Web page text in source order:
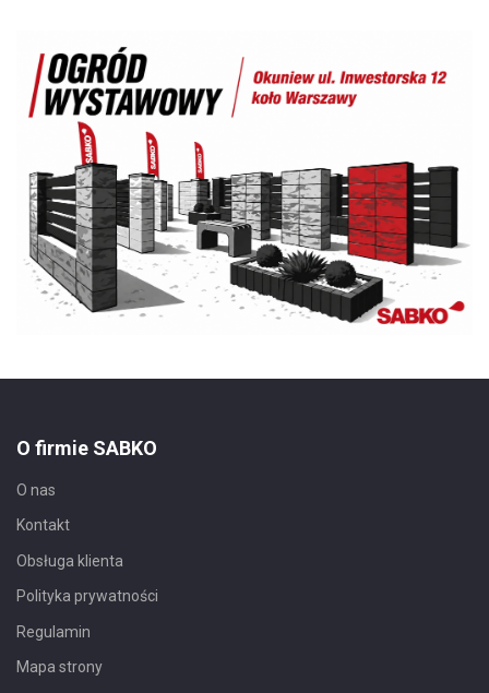
O firmie SABKO
O nas
Kontakt
Obsługa klienta
Polityka prywatności
Regulamin
Mapa strony